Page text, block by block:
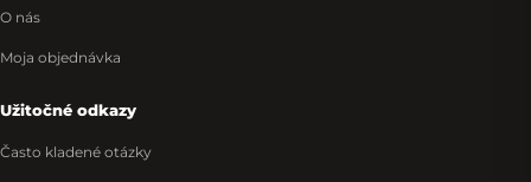
O nás
Moja objednávka
Užitočné odkazy
Často kladené otázky